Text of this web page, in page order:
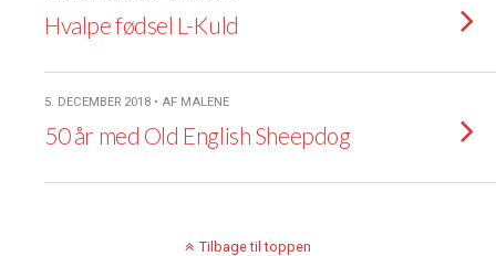
Hvalpe fødsel L-Kuld
5. DECEMBER 2018 • AF MALENE
50 år med Old English Sheepdog
Tilbage til toppen